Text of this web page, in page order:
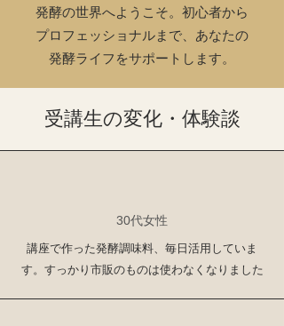
発酵の世界へようこそ。初心者から
プロフェッショナルまで、あなたの
発酵ライフをサポートします。
受講生の変化・体験談
30代女性
講座で作った発酵調味料、毎日活用していま
す。すっかり市販のものは使わなくなりました